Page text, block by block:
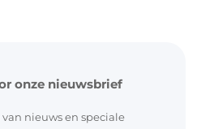
onze nieuwsbrief
nieuws en speciale